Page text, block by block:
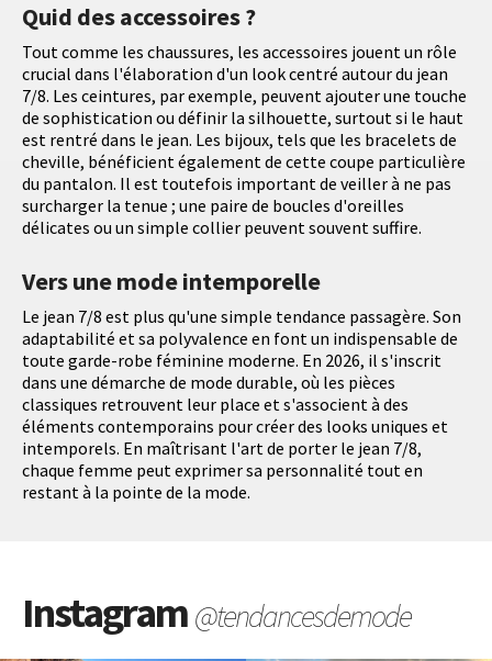
Quid des accessoires ?
Tout comme les chaussures, les accessoires jouent un rôle
crucial dans l'élaboration d'un look centré autour du jean
7/8. Les ceintures, par exemple, peuvent ajouter une touche
de sophistication ou définir la silhouette, surtout si le haut
est rentré dans le jean. Les bijoux, tels que les bracelets de
cheville, bénéficient également de cette coupe particulière
du pantalon. Il est toutefois important de veiller à ne pas
surcharger la tenue ; une paire de boucles d'oreilles
délicates ou un simple collier peuvent souvent suffire.
Vers une mode intemporelle
Le jean 7/8 est plus qu'une simple tendance passagère. Son
adaptabilité et sa polyvalence en font un indispensable de
toute garde-robe féminine moderne. En 2026, il s'inscrit
dans une démarche de mode durable, où les pièces
classiques retrouvent leur place et s'associent à des
éléments contemporains pour créer des looks uniques et
intemporels. En maîtrisant l'art de porter le jean 7/8,
chaque femme peut exprimer sa personnalité tout en
restant à la pointe de la mode.
Instagram@tendancesdemode